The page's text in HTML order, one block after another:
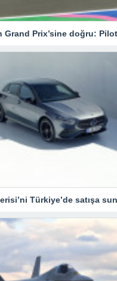
Türkiye’de satışa